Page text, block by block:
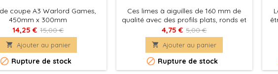
coupe A3 Warlord Games,
450mm x 300mm
14,25 € 15,00 €
 Ajouter au panier
 Rupture de stock
Ces limes à aiguilles de 160 mm de
qualité avec des profils plats, ronds et
triangulaires sont excellentes pour les
travaux de classement précis dans les
plastiques et les métaux.
4,75 € 5,00 €
 Ajouter au panier
 Rupture de stock